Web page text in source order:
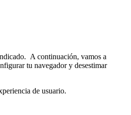
A continuación, vamos a
tu navegador y desestimar
de usuario.